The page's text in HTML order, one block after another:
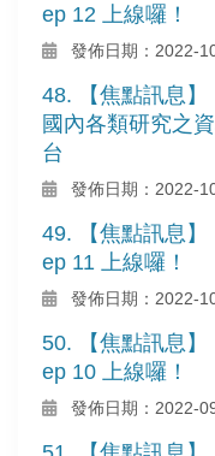
ep 12 上線囉！
發佈日期：2022-
48. 【焦點訊息
國內各類研究之
台
發佈日期：2022-
49. 【焦點訊息
ep 11 上線囉！
發佈日期：2022-
50. 【焦點訊息
ep 10 上線囉！
發佈日期：2022-